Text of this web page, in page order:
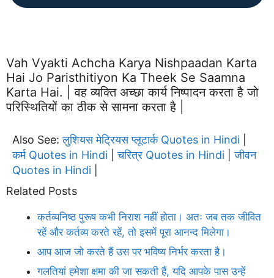
Vah Vyakti Achcha Karya Nishpaadan Karta
Hai Jo Paristhitiyon Ka Theek Se Saamna
Karta Hai. | वह व्यक्ति अच्छा कार्य निष्पादन करता है जो
परिस्थितियों का ठीक से सामना करता है |
Also See:लुशियस मेट्रियस प्लूटार्क Quotes in Hindi
कर्म Quotes in Hindi |चरित्र Quotes in Hindi |जीवन
Quotes in Hindi
Related Posts
कर्तव्यनिष्ठ पुरूष कभी निराश नहीं होता। अतः जब तक जीवित
रहें और कर्तव्य करते रहें, तो इसमें पूरा आनन्द मिलेगा।
आप आज जो करते हैं उस पर भविष्य निर्भर करता है।
गलतियां हमेशा क्षमा की जा सकती हैं, यदि आपके पास उन्हें